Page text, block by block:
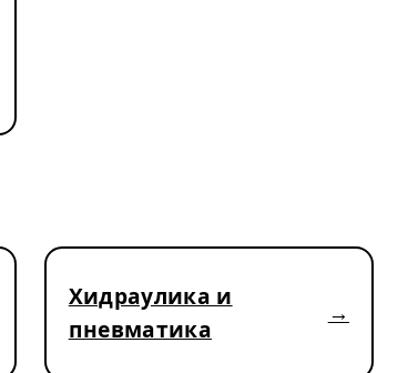
Хидраулика и
пневматика